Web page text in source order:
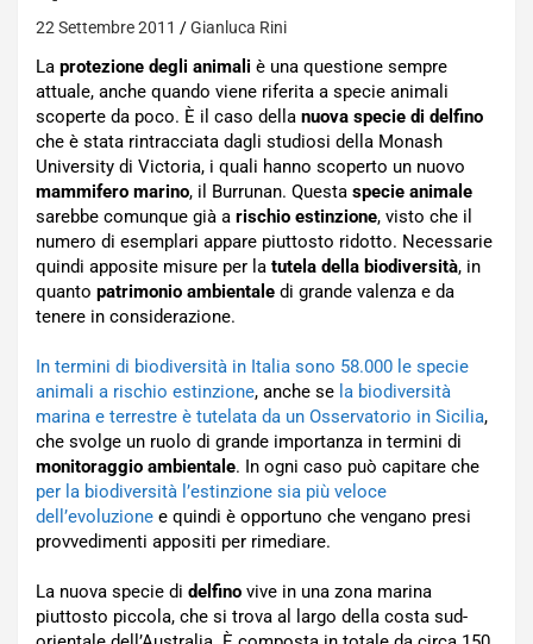
22 Settembre 2011 Gianluca Rini
La protezione degli animali è una questione sempre
attuale, anche quando viene riferita a specie animali
scoperte da poco. È il caso della nuova specie di delfino
che è stata rintracciata dagli studiosi della Monash
University di Victoria, i quali hanno scoperto un nuovo
mammifero marino, il Burrunan. Questa specie animale
sarebbe comunque già a rischio estinzione, visto che il
numero di esemplari appare piuttosto ridotto. Necessarie
quindi apposite misure per la tutela della biodiversità, in
quanto patrimonio ambientale di grande valenza e da
tenere in considerazione.
In termini di biodiversità in Italia sono 58.000 le specie
animali a rischio estinzione, anche se la biodiversità
marina e terrestre è tutelata da un Osservatorio in Sicilia,
che svolge un ruolo di grande importanza in termini di
monitoraggio ambientale. In ogni caso può capitare che
per la biodiversità l’estinzione sia più veloce
dell’evoluzione e quindi è opportuno che vengano presi
provvedimenti appositi per rimediare.
La nuova specie di delfino vive in una zona marina
piuttosto piccola, che si trova al largo della costa sud-